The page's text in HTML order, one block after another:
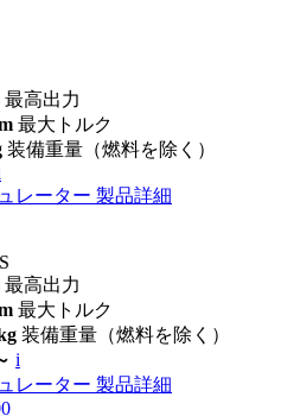
最高出力
最大トルク
装備重量（燃料を除く）
レーター 製品詳細
最高出力
最大トルク
装備重量（燃料を除く）
i
レーター 製品詳細